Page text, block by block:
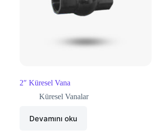
2″ Küresel Vana
Küresel Vanalar
Devamını oku